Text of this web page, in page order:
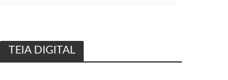
TEIA DIGITAL